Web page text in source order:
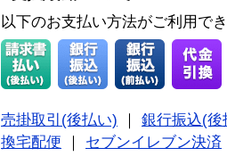
以下のお支払い方法がご利用で
売掛取引(後払い) ｜ 銀行振込(後
換宅配便 ｜ セブンイレブン決済